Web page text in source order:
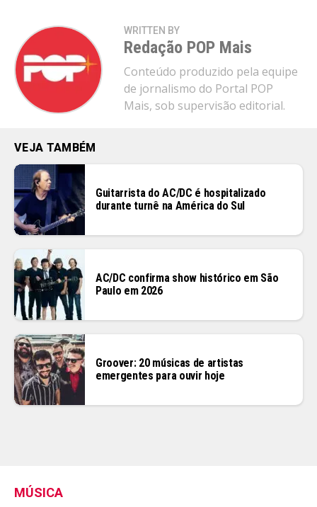
WRITTEN BY
Redação POP Mais
Conteúdo produzido pela equipe
de jornalismo do Portal POP
Mais, sob supervisão editorial.
VEJA TAMBÉM
Guitarrista do AC/DC é hospitalizado
durante turnê na América do Sul
AC/DC confirma show histórico em São
Paulo em 2026
Groover: 20 músicas de artistas
emergentes para ouvir hoje
MÚSICA